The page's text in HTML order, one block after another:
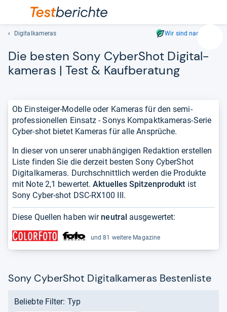
Geben
und
sich
Digitalkameras Wir sind nachhaltig
Die bes­ten Sony CyberS­hot Digi­tal­
ka­me­ras | Test & Kauf­be­ra­tung
Ob Einsteiger-Modelle oder Kameras für den semi-
professionellen Einsatz - Sonys Kompaktkameras-Serie
Cyber-shot bietet Kameras für alle Ansprüche.
In dieser von unserer unabhängigen Redaktion erstellen
Liste finden Sie die derzeit besten Sony CyberShot
Digitalkameras. Durchschnittlich werden die Produkte
mit Note 2,1 bewertet.Aktuelles Spitzenprodukt ist
Sony Cyber-shot DSC-RX100 III.
Diese Quellen haben wir neutral ausgewertet:
und 81 weitere Magazine
Sony CyberShot Digitalkameras Bestenliste
Beliebte Filter: Typ